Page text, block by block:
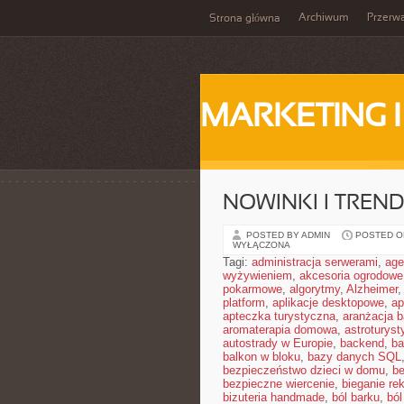
Strona główna Archiwum
MARKETING
NOWINKI I
POSTED BY ADMIN POSTED
WYŁĄCZONA
Tagi: administracja serwerami,
wyżywieniem, akcesoria ogrodowe
pokarmowe, algorytmy, Alzheimer,
platform, aplikacje desktopowe,
apteczka turystyczna, aranżacja
aromaterapia domowa,
autostrady w Europie, backend,
balkon w bloku, bazy danych SQL,
bezpieczeństwo dzieci w domu,
bezpieczne wiercenie, bieganie
bizuteria handmade, ból barku,